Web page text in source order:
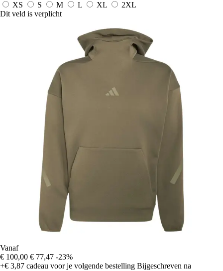
XS
S M L XL
2XL
Dit veld is verplicht
Vanaf
€ 100,00 € 77,47 -23%
+€ 3,87 cadeau voor je volgende bestelling Bijgeschreven na